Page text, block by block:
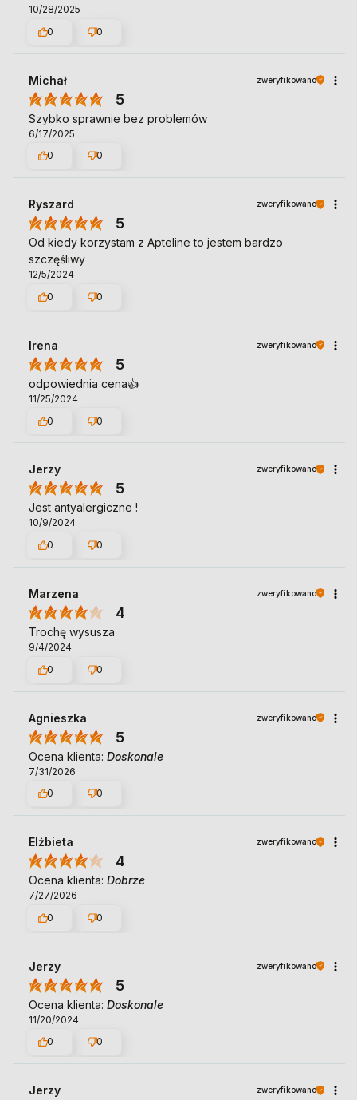
10/28/2025
0
0
Michał zweryfikowano
5
Szybko sprawnie bez problemów
6/17/2025
0
0
Ryszard zweryfikowano
5
Od kiedy korzystam z Apteline to jestem bardzo
szczęśliwy
12/5/2024
0
0
Irena zweryfikowano
5
odpowiednia cena👍️
11/25/2024
0
0
Jerzy zweryfikowano
5
Jest antyalergiczne !
10/9/2024
0
0
Marzena zweryfikowano
4
Trochę wysusza
9/4/2024
0
0
Agnieszka zweryfikowano
5
Ocena klienta: Doskonale
7/31/2026
0
0
Elżbieta zweryfikowano
4
Ocena klienta: Dobrze
7/27/2026
0
0
Jerzy zweryfikowano
5
Ocena klienta: Doskonale
11/20/2024
0
0
Jerzy zweryfikowano